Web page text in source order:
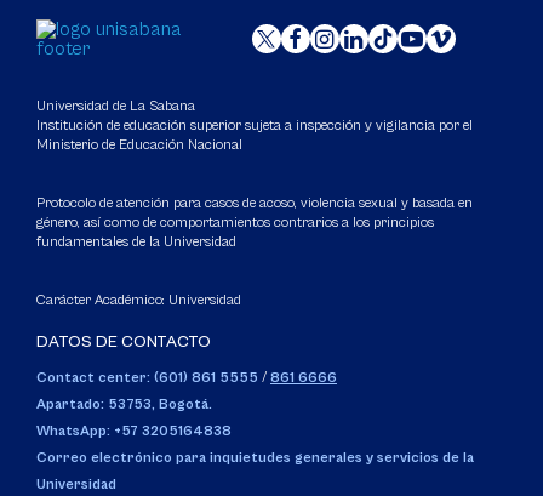
Universidad de La Sabana
Institución de educación superior sujeta a inspección y vigilancia por el
Ministerio de Educación Nacional
Protocolo de atención para casos de acoso, violencia sexual y basada en
género, así como de comportamientos contrarios a los principios
fundamentales de la Universidad
Carácter Académico: Universidad
DATOS DE CONTACTO
Contact center: (601) 861 5555 / 861 6666
Apartado: 53753, Bogotá.
WhatsApp: +57 3205164838
Correo electrónico para inquietudes generales y servicios de la
Universidad